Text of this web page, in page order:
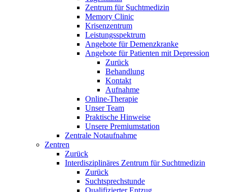
Zentrum für Suchtmedizin
Memory Clinic
Krisenzentrum
Leistungsspektrum
Angebote für Demenzkranke
Angebote für Patienten mit Depression
Zurück
Behandlung
Kontakt
Aufnahme
Online-Therapie
Unser Team
Praktische Hinweise
Unsere Premiumstation
Zentrale Notaufnahme
Zentren
Zurück
Interdisziplinäres Zentrum für Suchtmedizin
Zurück
Suchtsprechstunde
Qualifizierter Entzug